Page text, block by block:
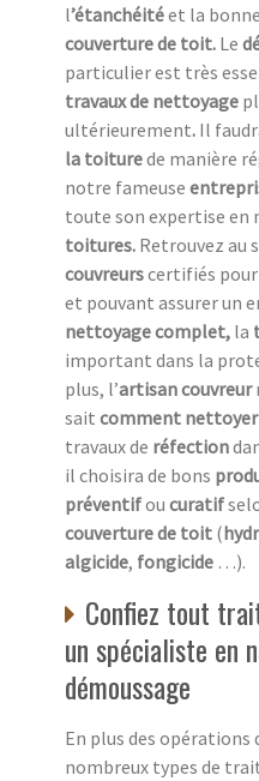
l’étanchéitéet la
couverture de toit. Le
particulier est très
travaux de nettoyage
ultérieurement. Il
la toiturede manière
notre fameuse
toute son expertise en
toitures. Retrouvez au
couvreurscertifiés pour
et pouvant assurer un
nettoyage complet, la
important dans la
plus, l’artisan couvreur
sait comment nettoyer
travaux de réfection
il choisira de bons
préventifou curatif
couverture de toit (
algicide, fongicide …).
Confiez tout
un spécialiste en
démoussage
En plus des opérations
nombreux types de